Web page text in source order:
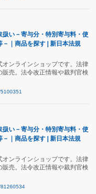
い－寄与分・特別寄与料・使
｜商品を探す | 新日本法規
ンラインショップです。法律
売。法令改正情報や裁判官検
い－寄与分・特別寄与料・使
｜商品を探す | 新日本法規
ンラインショップです。法律
売。法令改正情報や裁判官検
81260534